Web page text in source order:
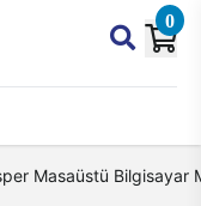
0
Masaüstü Bilgisayar